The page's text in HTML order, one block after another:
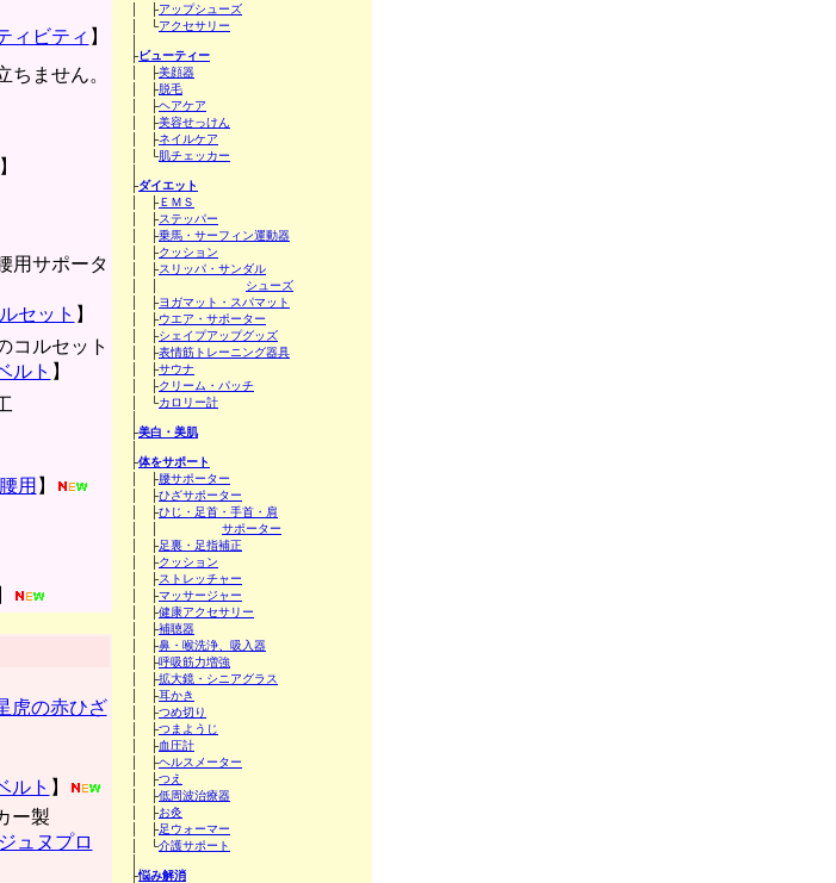
│ ├アップシューズ
│ └アクセサリー
├ビューティー
│ ├美顔器
│ ├脱毛
│ ├ヘアケア
│ ├美容せっけん
│ ├ネイルケア
│ └肌チェッカー
├ダイエット
│ ├ＥＭＳ
│ ├ステッパー
│ ├乗馬・サーフィン運動器
│ ├クッション
│ ├スリッパ・サンダル
シューズ
│ ├ヨガマット・スパマット
│ ├ウエア・サポーター
│ ├シェイプアップグッズ
│ ├表情筋トレーニング器具
│ ├サウナ
│ ├クリーム・パッチ
│ └カロリー計
├美白・美肌
├体をサポート
│ ├腰サポーター
│ ├ひざサポーター
│ ├ひじ・足首・手首・肩
サポーター
│ ├足裏・足指補正
│ ├クッション
│ ├ストレッチャー
│ ├マッサージャー
│ ├健康アクセサリー
│ ├補聴器
│ ├鼻・喉洗浄、吸入器
│ ├呼吸筋力増強
│ ├拡大鏡・シニアグラス
│ ├耳かき
│ ├つめ切り
│ ├つまようじ
│ ├血圧計
│ ├ヘルスメーター
│ ├つえ
│ ├低周波治療器
│ ├お灸
│ ├足ウォーマー
│ └介護サポート
├悩み解消
ィビティ 】
ちません。
】
用サポータ
セット 】
コルセット
ルト 】
用 】
虎の赤ひざ
ルト 】
ー製
ュヌプロ